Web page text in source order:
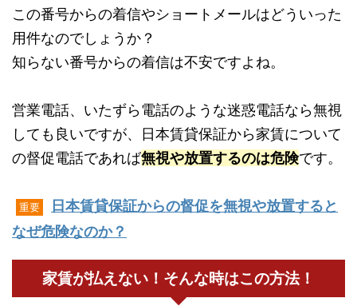
この番号からの着信やショートメールはどういった
用件なのでしょうか？
知らない番号からの着信は不安ですよね。
営業電話、いたずら電話のような迷惑電話なら無視
しても良いですが、日本賃貸保証から家賃について
の督促電話であれば無視や放置するのは危険です。
重要
日本賃貸保証からの督促を無視や放置すると
なぜ危険なのか？
家賃が払えない！そんな時はこの方法！